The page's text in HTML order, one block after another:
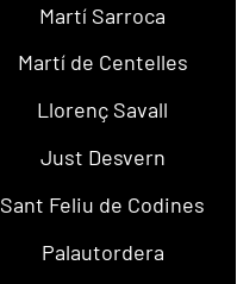
Martí Sarroca
Martí de Centelles
Llorenç Savall
Just Desvern
Sant Feliu de Codines
Palautordera